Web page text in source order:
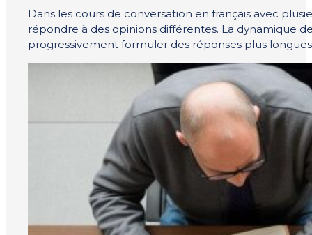
Dans les cours de conversation en français avec
répondre à des opinions différentes. La dynamique
progressivement formuler des réponses plus